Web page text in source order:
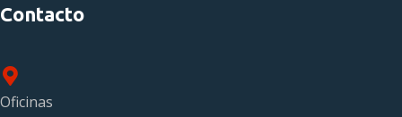
Contacto
Oficinas